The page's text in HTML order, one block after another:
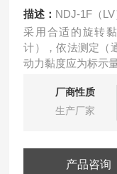
描述： NDJ-1F（
采用合适的旋转
计），依法测定（
动力黏度应为标示
厂商性质
生产厂家
产品咨询